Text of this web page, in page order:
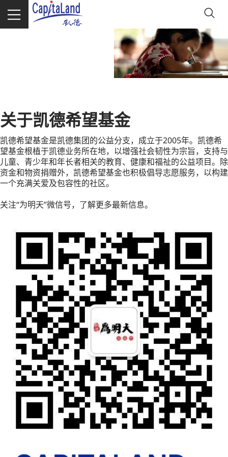
关于凯德希望基金
凯德希望基金是凯德集团的公益分支，成立于2005年。凯德希
望基金根植于凯德业务所在地，以增强社会韧性为宗旨，支持与
儿童、青少年和年长者相关的教育、健康和福祉的公益项目。除
资金和物资捐赠外，凯德希望基金也积极倡导志愿服务，以构建
一个充满关爱及包容性的社区。
关注“为明天”微信号，了解更多最新信息。